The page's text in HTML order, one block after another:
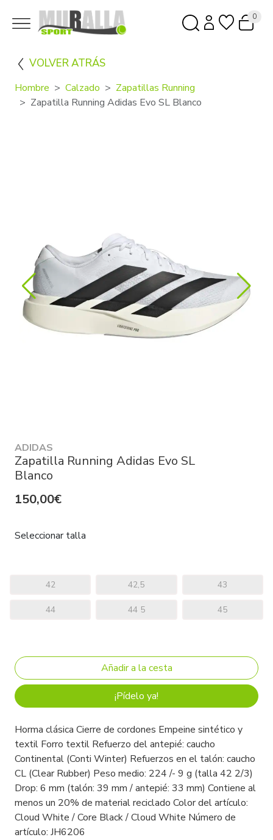
0
VOLVER ATRÁS
Hombre Calzado
Zapatillas Running
Zapatilla Running Adidas Evo SL Blanco
ADIDAS
Zapatilla Running Adidas Evo SL
Blanco
150,00€
Seleccionar talla
42 42,5 43
44 44 5 45
¡Pídelo ya!
Horma clásica Cierre de cordones Empeine sintético y
textil Forro textil Refuerzo del antepié: caucho
Continental (Conti Winter) Refuerzos en el talón: caucho
CL (Clear Rubber) Peso medio: 224 /- 9 g (talla 42 2/3)
Drop: 6 mm (talón: 39 mm / antepié: 33 mm) Contiene al
menos un 20% de material reciclado Color del artículo:
Cloud White / Core Black / Cloud White Número de
artículo: JH6206